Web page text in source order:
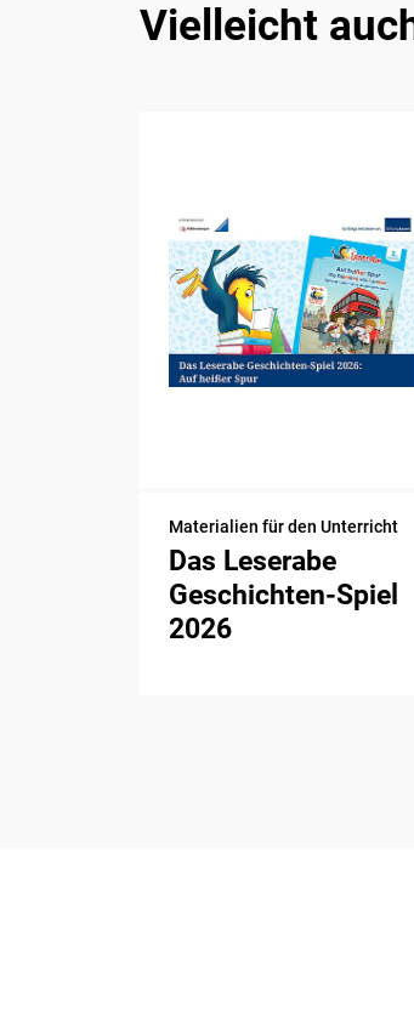
Vielleicht
Materialien für den Unterricht
Das Leserabe
Geschichten-Spiel
2026